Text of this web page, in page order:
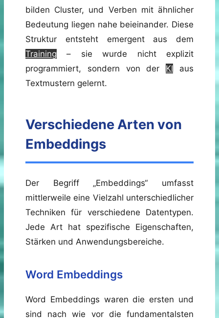
bilden Cluster, und Verben mit ähnlicher
Bedeutung liegen nahe beieinander. Diese
Struktur entsteht emergent aus dem
Training – sie wurde nicht explizit
programmiert, sondern von der KI aus
Textmustern gelernt.
Verschiedene Arten von
Embeddings
Der Begriff „Embeddings“ umfasst
mittlerweile eine Vielzahl unterschiedlicher
Techniken für verschiedene Datentypen.
Jede Art hat spezifische Eigenschaften,
Stärken und Anwendungsbereiche.
Word Embeddings
Word Embeddings waren die ersten und
sind nach wie vor die fundamentalsten